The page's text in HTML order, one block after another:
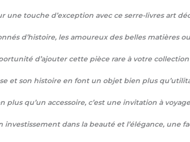
une touche d’exception avec ce serre-livres art
d’histoire, les amoureux des belles
d’ajouter cette pièce rare à votre
et son histoire en font un objet bien plus
plus qu’un accessoire, c’est une invitation à
investissement dans la beauté et l’élégance,